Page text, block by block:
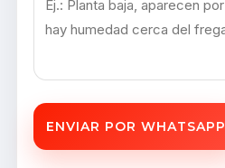
ENVIAR POR WHATSAPP